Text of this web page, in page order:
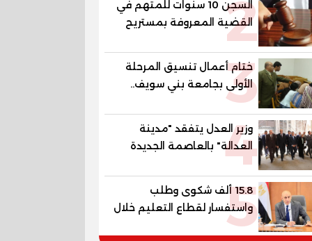
2
السجن 10 سنوات للمتهم في
القضية المعروفة بمستريح
البيض
3
ختام أعمال تنسيق المرحلة
الأولى بجامعة بني سويف..
1148 طالبًا وطالبة سجلوا
رغباتهم
4
وزير العدل يتفقد "مدينة
العدالة" بالعاصمة الجديدة
وبرفقته رئيسا هيئة قضايا
الدولة وهيئة النيابة الإدارية
515.8 ألف شكوى وطلب
واستفسار لقطاع التعليم خلال
يوليو.. استجابة فعالة لشكاوى